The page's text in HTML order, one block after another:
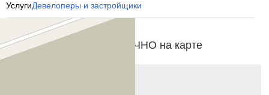
УслугиДевелоперы и застройщики
Объекты компании ГК ТОЧНО на карте